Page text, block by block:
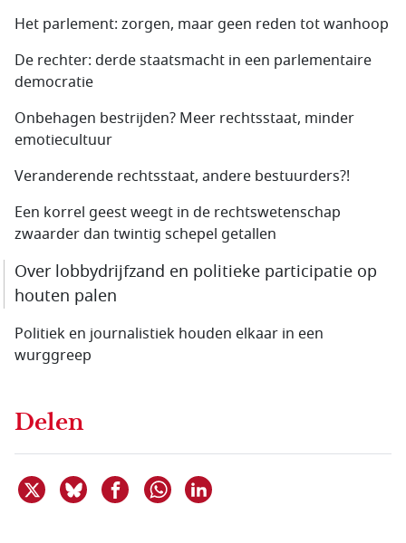
Het parlement: zorgen, maar geen reden tot wanhoop
De rechter: derde staatsmacht in een parlementaire
democratie
Onbehagen bestrijden? Meer rechtsstaat, minder
emotiecultuur
Veranderende rechtsstaat, andere bestuurders?!
Een korrel geest weegt in de rechtswetenschap
zwaarder dan twintig schepel getallen
Over lobbydrijfzand en politieke participatie op
houten palen
Politiek en journalistiek houden elkaar in een
wurggreep
Delen
Deel dit item op X
Deel dit item op Bluesky
Deel dit item op Facebook
Delen via WhatsApp